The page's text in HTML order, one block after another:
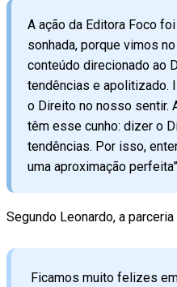
A ação da Editora Foco
sonhada, porque vimos
conteúdo direcionado ao
tendências e apolitizado.
o Direito no nosso sentir.
têm esse cunho: dizer o
tendências. Por isso,
uma aproximação
Segundo Leonardo, a
Ficamos muito felizes